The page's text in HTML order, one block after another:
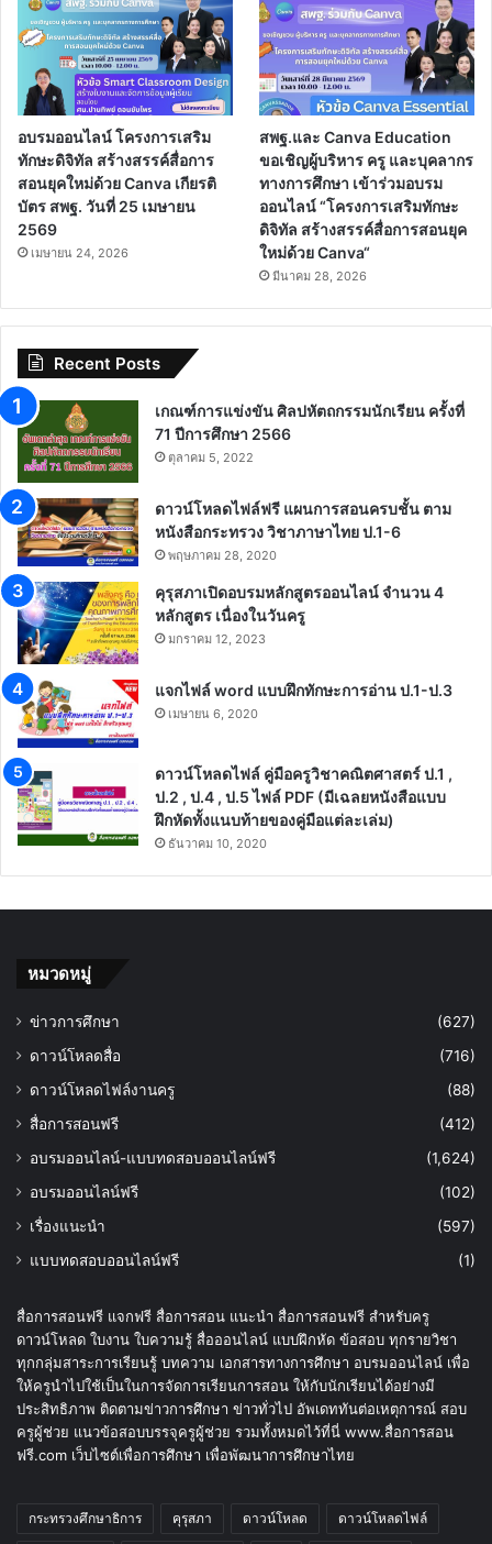
อบรมออนไลน์ โครงการเสริม
ทักษะดิจิทัล สร้างสรรค์สื่อการ
สอนยุคใหม่ด้วย Canva เกียรติ
บัตร สพฐ. วันที่ 25 เมษายน
2569
เมษายน 24, 2026
สพฐ.และ Canva Education
ขอเชิญผู้บริหาร ครู และบุคลากร
ทางการศึกษา เข้าร่วมอบรม
ออนไลน์ “โครงการเสริมทักษะ
ดิจิทัล สร้างสรรค์สื่อการสอนยุค
ใหม่ด้วย Canva“
มีนาคม 28, 2026
Recent Posts
เกณฑ์การแข่งขัน ศิลปหัตถกรรมนักเรียน ครั้งที่
71 ปีการศึกษา 2566
ตุลาคม 5, 2022
ดาวน์โหลดไฟล์ฟรี แผนการสอนครบชั้น ตาม
หนังสือกระทรวง วิชาภาษาไทย ป.1-6
พฤษภาคม 28, 2020
คุรุสภาเปิดอบรมหลักสูตรออนไลน์ จำนวน 4
หลักสูตร เนื่องในวันครู
มกราคม 12, 2023
แจกไฟล์ word แบบฝึกทักษะการอ่าน ป.1-ป.3
เมษายน 6, 2020
ดาวน์โหลดไฟล์ คู่มือครูวิชาคณิตศาสตร์ ป.1 ,
ป.2 , ป.4 , ป.5 ไฟล์ PDF (มีเฉลยหนังสือแบบ
ฝึกหัดทั้งแนบท้ายของคู่มือแต่ละเล่ม)
ธันวาคม 10, 2020
หมวดหมู่
ข่าวการศึกษา
(627)
ดาวน์โหลดสื่อ
(716)
ดาวน์โหลดไฟล์งานครู
(88)
สื่อการสอนฟรี
(412)
อบรมออนไลน์-แบบทดสอบออนไลน์ฟรี
(1,624)
อบรมออนไลน์ฟรี
(102)
เรื่องแนะนำ
(597)
แบบทดสอบออนไลน์ฟรี
(1)
สื่อการสอนฟรี แจกฟรี สื่อการสอน แนะนำ สื่อการสอนฟรี สำหรับครู
ดาวน์โหลด ใบงาน ใบความรู้ สื่อออนไลน์ แบบฝึกหัด ข้อสอบ ทุกรายวิชา
ทุกกลุ่มสาระการเรียนรู้ บทความ เอกสารทางการศึกษา อบรมออนไลน์ เพื่อ
ให้ครูนำไปใช้เป็นในการจัดการเรียนการสอน ให้กับนักเรียนได้อย่างมี
ประสิทธิภาพ ติดตามข่าวการศึกษา ข่าวทั่วไป อัพเดททันต่อเหตุการณ์ สอบ
ครูผู้ช่วย แนวข้อสอบบรรจุครูผู้ช่วย รวมทั้งหมดไว้ที่นี่ www.สื่อการสอน
ฟรี.com เว็บไซต์เพื่อการศึกษา เพื่อพัฒนาการศึกษาไทย
กระทรวงศึกษาธิการ คุรุสภา ดาวน์โหลด ดาวน์โหลดไฟล์